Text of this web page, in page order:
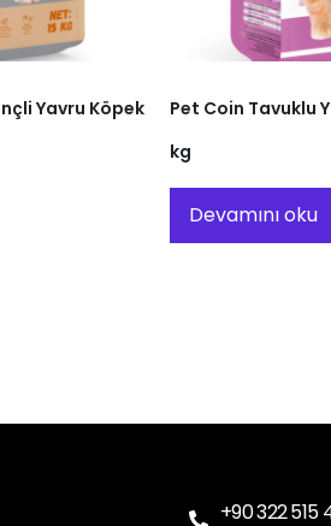
Yavru Köpek
Pet Coin Tavuklu
kg
Devamını oku
+90 322 515